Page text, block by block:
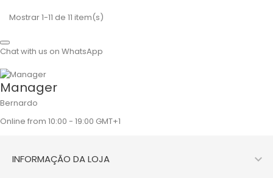
Mostrar 1-11 de 11 item(s)
Chat with us on WhatsApp
Manager
Bernardo
Online from 10:00 - 19:00 GMT+1
INFORMAÇÃO DA LOJA 